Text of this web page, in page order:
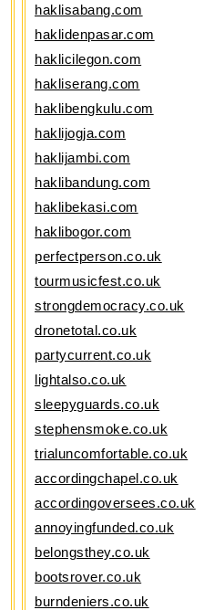
haklisabang.com
haklidenpasar.com
haklicilegon.com
hakliserang.com
haklibengkulu.com
haklijogja.com
haklijambi.com
haklibandung.com
haklibekasi.com
haklibogor.com
perfectperson.co.uk
tourmusicfest.co.uk
strongdemocracy.co.uk
dronetotal.co.uk
partycurrent.co.uk
lightalso.co.uk
sleepyguards.co.uk
stephensmoke.co.uk
trialuncomfortable.co.uk
accordingchapel.co.uk
accordingoversees.co.uk
annoyingfunded.co.uk
belongsthey.co.uk
bootsrover.co.uk
burndeniers.co.uk